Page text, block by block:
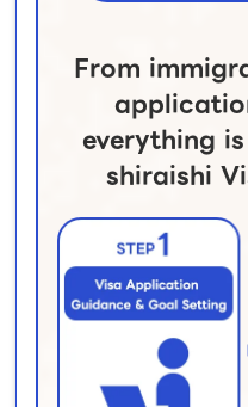
From
everything
shiraishi